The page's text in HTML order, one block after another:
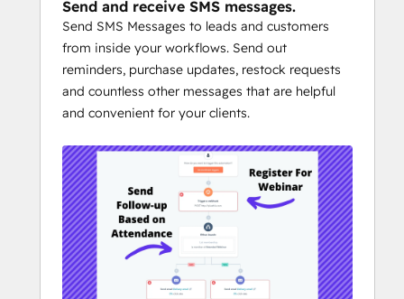
Send and receive SMS messages.
Send SMS Messages to leads and customers
from inside your workflows. Send out
reminders, purchase updates, restock requests
and countless other messages that are helpful
and convenient for your clients.